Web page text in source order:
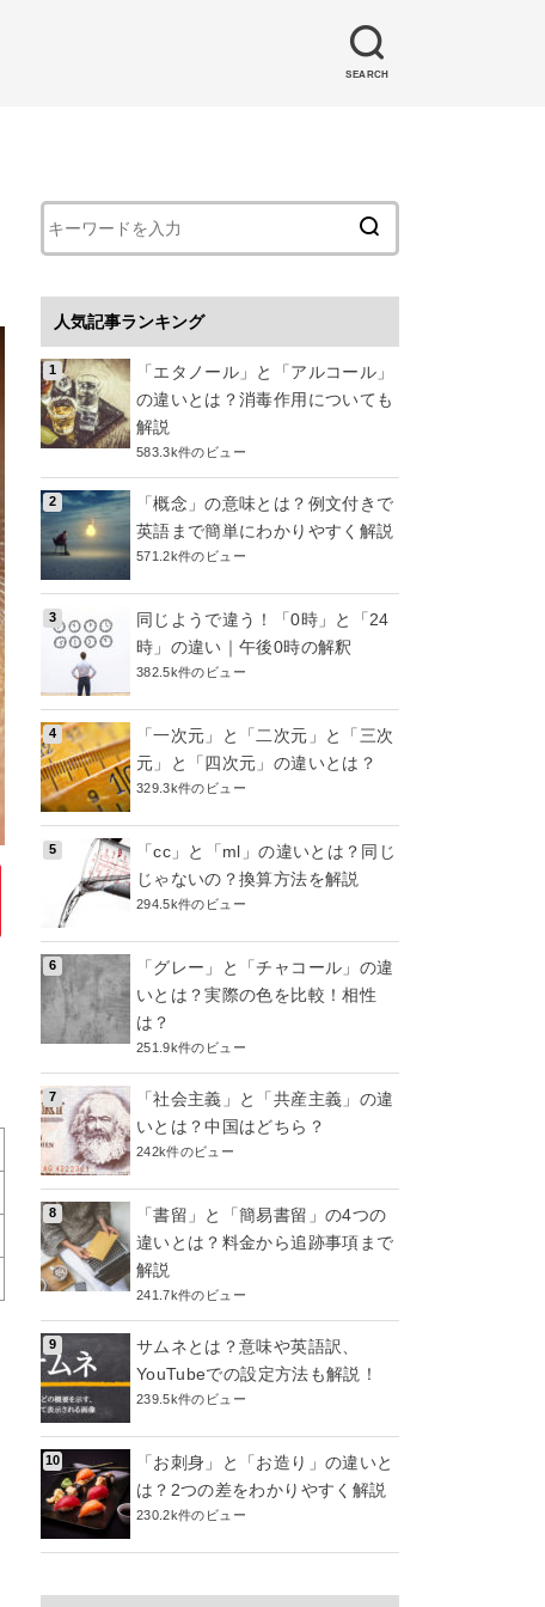
SEARCH
人気記事ランキング
「エタノール」と「アルコール」
の違いとは？消毒作用についても
解説
583.3k件のビュー
「概念」の意味とは？例文付きで
英語まで簡単にわかりやすく解説
571.2k件のビュー
同じようで違う！「0時」と「24
時」の違い｜午後0時の解釈
382.5k件のビュー
「一次元」と「二次元」と「三次
元」と「四次元」の違いとは？
329.3k件のビュー
「cc」と「ml」の違いとは？同じ
じゃないの？換算方法を解説
294.5k件のビュー
「グレー」と「チャコール」の違
いとは？実際の色を比較！相性
は？
251.9k件のビュー
「社会主義」と「共産主義」の違
いとは？中国はどちら？
242k件のビュー
「書留」と「簡易書留」の4つの
違いとは？料金から追跡事項まで
解説
241.7k件のビュー
サムネとは？意味や英語訳、
YouTubeでの設定方法も解説！
239.5k件のビュー
「お刺身」と「お造り」の違いと
は？2つの差をわかりやすく解説
230.2k件のビュー